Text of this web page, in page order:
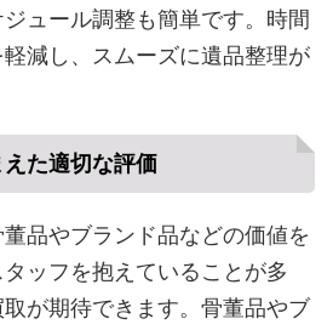
ュール調整も簡単です。時間
減し、スムーズに遺品整理が
た適切な評価
品やブランド品などの価値を
ッフを抱えていることが多
が期待できます。骨董品やブ